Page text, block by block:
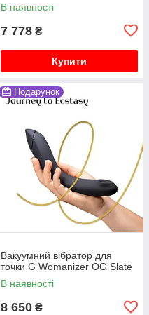
В наявності
7 778 ₴
Купити
Подарунок
Вакуумний вібратор для
точки G Womanizer OG Slate
В наявності
8 650 ₴